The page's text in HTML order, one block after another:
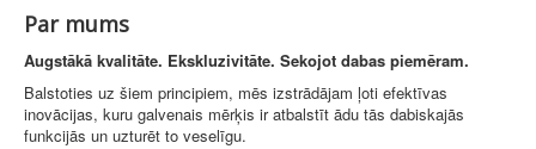
Par mums
Augstākā kvalitāte. Ekskluzivitāte. Sekojot dabas piemēram.
Balstoties uz šiem principiem, mēs izstrādājam ļoti efektīvas
inovācijas, kuru galvenais mērķis ir atbalstīt ādu tās dabiskajās
funkcijās un uzturēt to veselīgu.